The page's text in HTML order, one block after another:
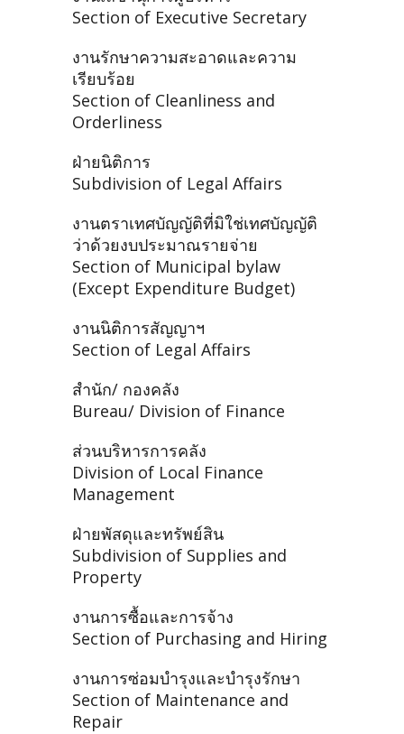
Section of Executive Secretary
งานรักษาความสะอาดและความ
เรียบร้อย
Section of Cleanliness and
Orderliness
ฝ่ายนิติการ
Subdivision of Legal Affairs
งานตราเทศบัญญัติที่มิใช่เทศบัญญัติ
ว่าด้วยงบประมาณรายจ่าย
Section of Municipal bylaw
(Except Expenditure Budget)
งานนิติการสัญญาฯ
Section of Legal Affairs
สำนัก/ กองคลัง
Bureau/ Division of Finance
ส่วนบริหารการคลัง
Division of Local Finance
Management
ฝ่ายพัสดุและทรัพย์สิน
Subdivision of Supplies and
Property
งานการซื้อและการจ้าง
Section of Purchasing and Hiring
งานการซ่อมบำรุงและบำรุงรักษา
Section of Maintenance and
Repair